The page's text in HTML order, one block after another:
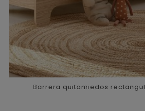
Barrera quitamiedos